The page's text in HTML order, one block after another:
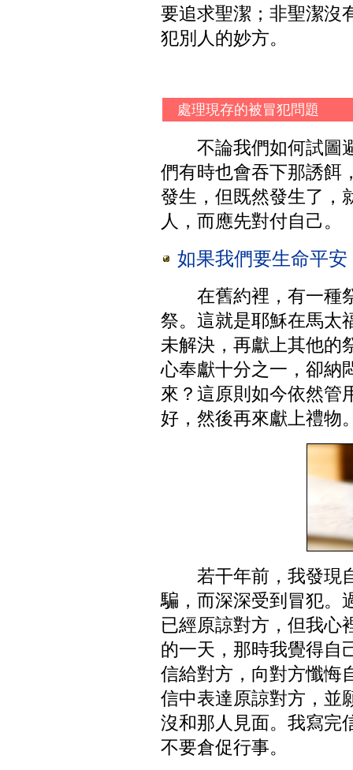
要追求聖潔；非聖潔沒
犯別人的妙方。
處理現存的被冒犯問題
不論我們如何試圖
們有時也會吞下那誘餌
發生，但既然發生了，
人，而應先對付自己。
如果我們要生命平
在舊約裡，有一種
祭。這就是耶穌在馬太
未解決，再獻上其他的
心奉獻十分之一，卻納
來？這原則如今依然管
好，然後再來獻上禮物
若干年前，我發現
騙，而深深受到冒犯。
已經原諒對方，但我心
的一天，那時我覺得自
信給對方，向對方懺悔
信中表達原諒對方，並
沒和那人見面。我寫完
不要倉促行事。